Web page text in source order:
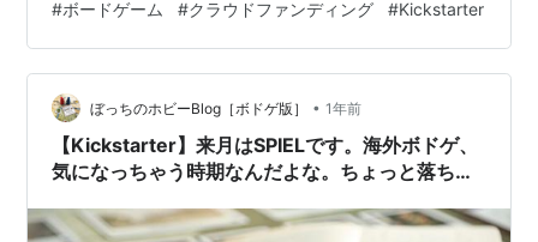
す。以前気になるKickで取り上げたことはあるもののソ
ロモードがなかったり金銭的なタイミングだったりでお
見送りしたボドゲでありましたがそれでもみんなの感想
を見てると「面白そうである....」となってたわけです。
でもソロ出来ないしなー、、、と思っていたらテン…
#ボードゲーム #クラウドファンディング #Kickstarter
ぼっちのホビーBlog［ボドゲ版］ • 1年前
【Kickstarter】来月はSPIELです。海外ボドゲ、
気になっちゃう時期なんだよな。ちょっと落ち着
Kickstarterピックアップ2025年9月前編〉